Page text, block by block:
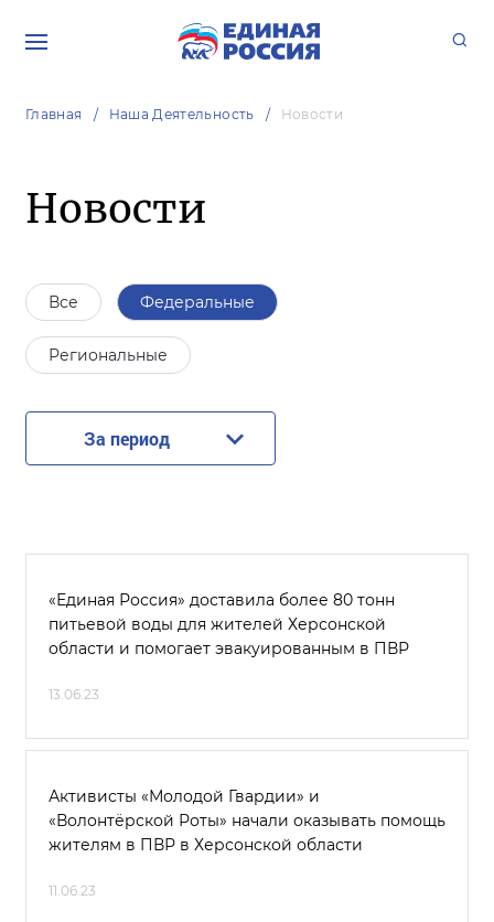
Главная Наша Деятельность Новости
Новости
Все Федеральные
Региональные
За период
«Единая Россия» доставила более 80 тонн
питьевой воды для жителей Херсонской
области и помогает эвакуированным в ПВР
13.06.23
Активисты «Молодой Гвардии» и
«Волонтёрской Роты» начали оказывать помощь
жителям в ПВР в Херсонской области
11.06.23